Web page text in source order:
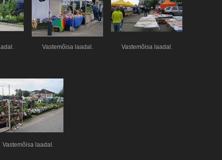
Vastemõisa laadal. Vastemõisa laadal.
Vastemõisa laadal.